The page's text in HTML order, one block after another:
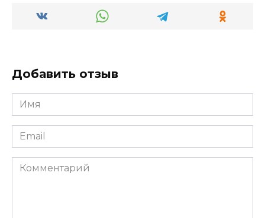
Добавить отзыв
Имя
*
Email
*
Комментарий